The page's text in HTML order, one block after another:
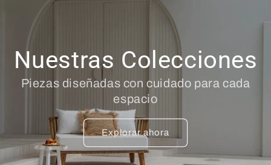
c
n
Nuestras Colecciones
Piezas diseñadas con cuidado para cada
espacio
Explorar ahora